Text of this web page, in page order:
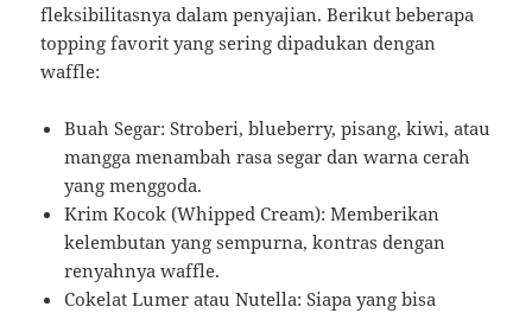
fleksibilitasnya dalam penyajian. Berikut beberapa
topping favorit yang sering dipadukan dengan
waffle:
Buah Segar: Stroberi, blueberry, pisang, kiwi, atau
mangga menambah rasa segar dan warna cerah
yang menggoda.
Krim Kocok (Whipped Cream): Memberikan
kelembutan yang sempurna, kontras dengan
renyahnya waffle.
Cokelat Lumer atau Nutella: Siapa yang bisa